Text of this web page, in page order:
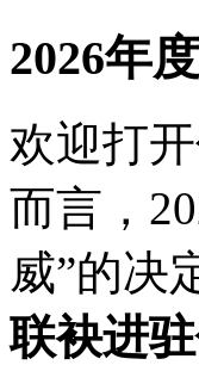
2026年
欢迎打
而言，
威”的
联袂进